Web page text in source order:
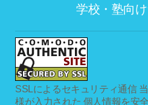
学校・塾向
SSLによるセキュリティ通信
様が入力された 個人情報を安